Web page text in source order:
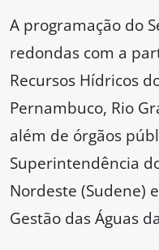
A programação do
redondas com a
Recursos Hídricos
Pernambuco, Rio
além de órgãos
Superintendência
Nordeste (Sudene)
Gestão das Águas